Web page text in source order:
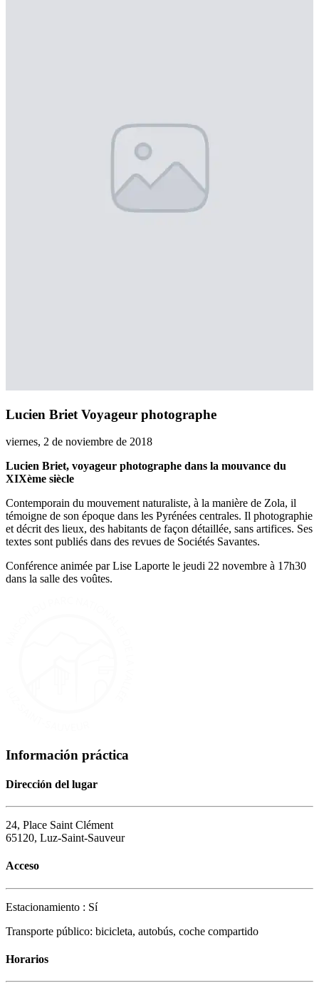
Lucien Briet Voyageur photographe
viernes, 2 de noviembre de 2018
Lucien Briet, voyageur photographe dans la mouvance du
XIXème siècle
Contemporain du mouvement naturaliste, à la manière de Zola, il
témoigne de son époque dans les Pyrénées centrales. Il photographie
et décrit des lieux, des habitants de façon détaillée, sans artifices. Ses
textes sont publiés dans des revues de Sociétés Savantes.
Conférence animée par Lise Laporte le jeudi 22 novembre à 17h30
dans la salle des voûtes.
Información práctica
Dirección del lugar
24, Place Saint Clément
65120, Luz-Saint-Sauveur
Acceso
Estacionamiento : Sí
Transporte público: bicicleta, autobús, coche compartido
Horarios